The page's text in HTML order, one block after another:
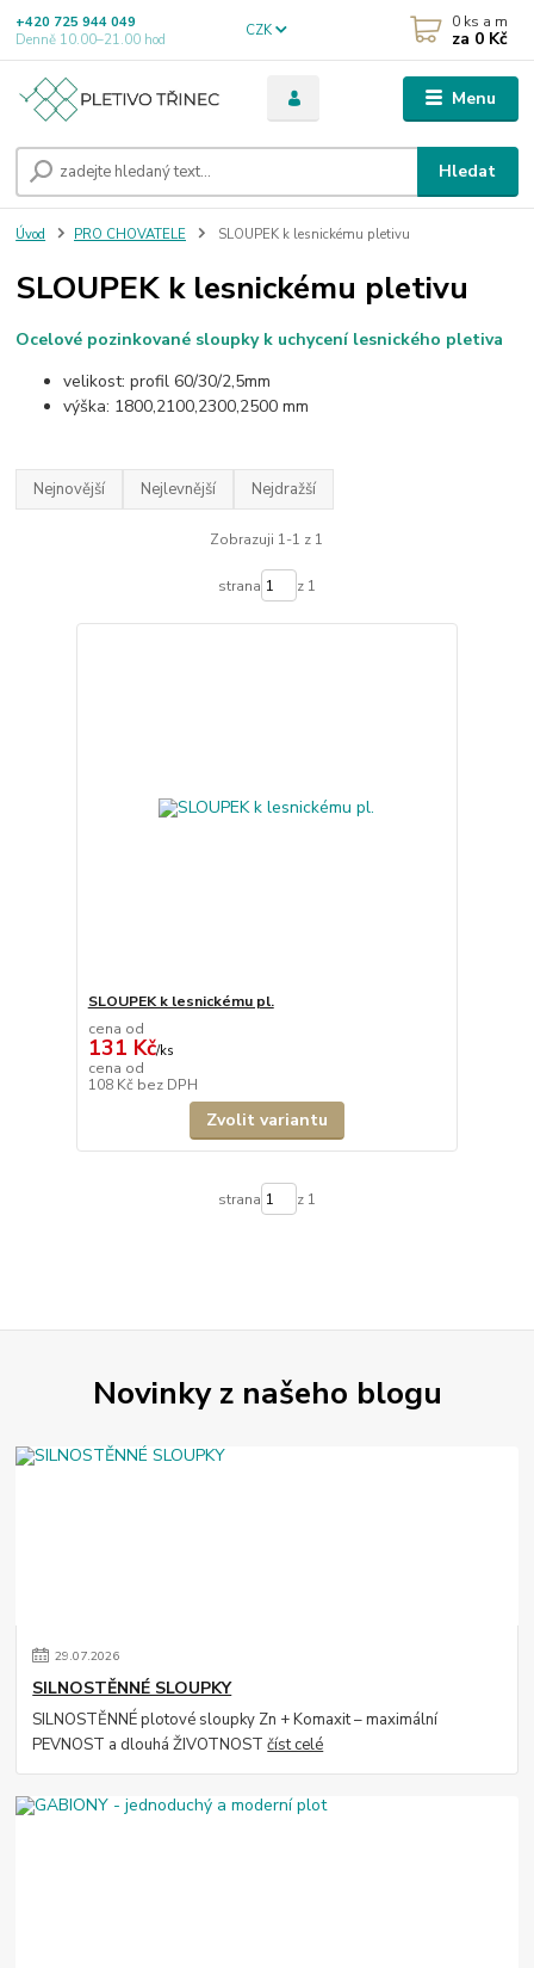
Menu
CZK
Hledat
+420 725 944 049
Denně 10.00–21.00 hod
0 ks a m
za 0 Kč
Úvod PRO CHOVATELE SLOUPEK k lesnickému pletivu
SLOUPEK k lesnickému pletivu
Ocelové pozinkované sloupky k uchycení lesnického pletiva
velikost: profil 60/30/2,5mm
výška: 1800,2100,2300,2500 mm
Nejnovější Nejlevnější Nejdražší
Zobrazuji 1-1 z 1
strana z 1
SLOUPEK k lesnickému pl.
cena od
131 Kč/ks
cena od
108 Kč bez DPH
Zvolit variantu
strana z 1
Novinky z našeho blogu
29.07.2026
SILNOSTĚNNÉ SLOUPKY
SILNOSTĚNNÉ plotové sloupky Zn + Komaxit – maximální
PEVNOST a dlouhá ŽIVOTNOSTčíst celé